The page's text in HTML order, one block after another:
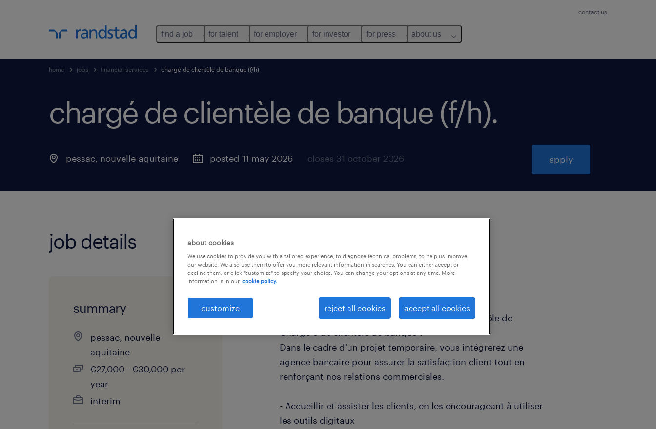
contact us
find a job for talent for employer for investor for press about us
home jobs financial services chargé de clientèle de banque (f/h)
chargé de clientèle de banque (f/h).
pessac, nouvelle-aquitaine posted 11 may 2026 closes 31 october 2026 apply
job details
summary
pessac, nouvelle-
aquitaine
€27,000 - €30,000 per
year
interim
Quel défi professionnel vous incite à explorer le rôle de
Chargé·e de clientèle de banque ?
Dans le cadre d'un projet temporaire, vous intégrerez une
agence bancaire pour assurer la satisfaction client tout en
renforçant nos relations commerciales.
- Accueillir et assister les clients, en les encourageant à utiliser
les outils digitaux
about cookies
We use cookies to provide you with a tailored experience, to diagnose technical problems, to help us improve
our website. We also use them to offer you more relevant information in searches. You can either accept or
decline them, or click "customize" to specify your choice. You can change your options at any time. More
information is in our cookie policy.
customize reject all cookies accept all cookies